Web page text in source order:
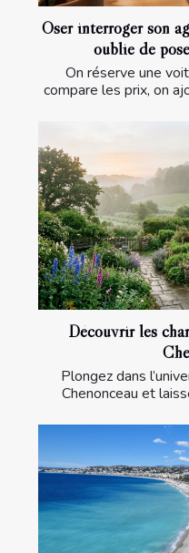
Oser interroger son
oublie de
On réserve une
compare les prix, on
Découvrir les
Plongez dans
Chenonceau et